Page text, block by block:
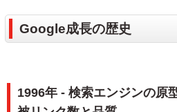
Google成長の歴史
1996年 - 検索エンジンの原